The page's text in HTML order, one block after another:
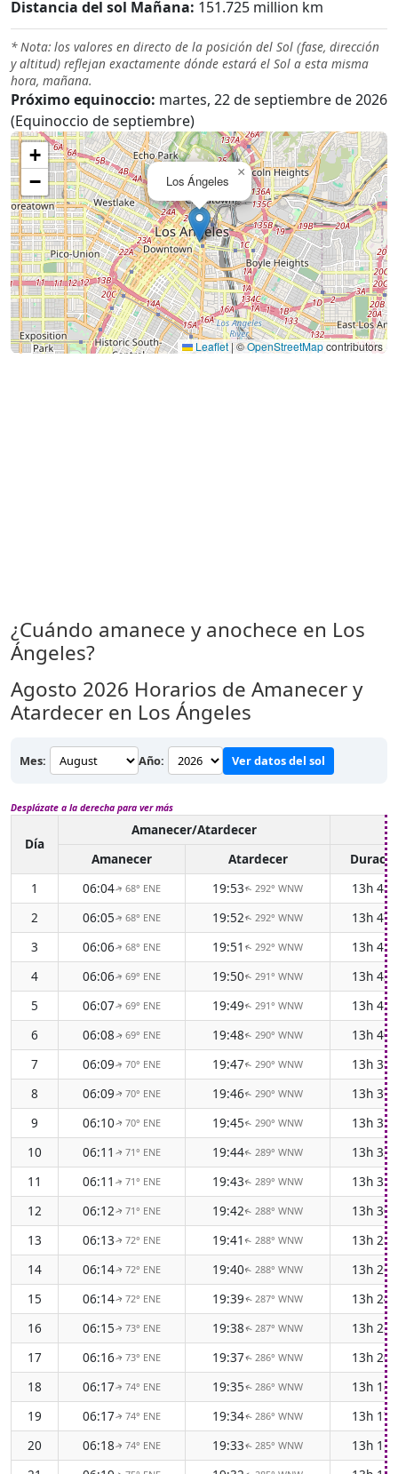
Distancia del sol Mañana: 151.725 million km
* Nota: los valores en directo de la posición del Sol (fase, dirección
y altitud) reflejan exactamente dónde estará el Sol a esta misma
hora, mañana.
Próximo equinoccio: martes, 22 de septiembre de 2026
(Equinoccio de septiembre)
Los Ángeles
×
+
−
Leaflet|©OpenStreetMapcontributors
¿Cuándo amanece y anochece en Los
Ángeles?
Agosto 2026 Horarios de Amanecer y
Atardecer en Los Ángeles
Mes: Año: Ver datos del sol
Desplázate a la derecha para ver más
Día
Amanecer/Atardecer
Amanecer
Atardecer
1
06:04↑68° ENE 19:53↑ 292° WNW
13h
2
06:05↑68° ENE 19:52↑ 292° WNW
13h
3
06:06↑68° ENE 19:51 ↑ 292° WNW
13h
4
06:06↑69° ENE 19:50↑ 291° WNW
13h
5
06:07↑69° ENE 19:49↑ 291° WNW
13h
6
06:08↑69° ENE 19:48↑ 290° WNW
13h
7
06:09↑70° ENE 19:47↑ 290° WNW
13h
8
06:09↑70° ENE 19:46↑ 290° WNW
13h
9
06:10↑70° ENE 19:45↑ 290° WNW
13h
10
06:11 ↑71° ENE 19:44↑ 289° WNW
13h
11
06:11 ↑71° ENE 19:43↑ 289° WNW
13h
12
06:12↑71° ENE 19:42↑ 288° WNW
13h
13
06:13↑72° ENE 19:41 ↑ 288° WNW
13h
14
06:14↑72° ENE 19:40↑ 288° WNW
13h
15
06:14↑72° ENE 19:39↑ 287° WNW
13h
16
06:15↑73° ENE 19:38↑ 287° WNW
13h
17
06:16↑73° ENE 19:37↑ 286° WNW
13h
18
06:17↑ 74° ENE 19:35↑ 286° WNW
13h
19
06:17↑ 74° ENE 19:34↑ 286° WNW
13h
20
06:18↑ 74° ENE 19:33↑ 285° WNW
13h